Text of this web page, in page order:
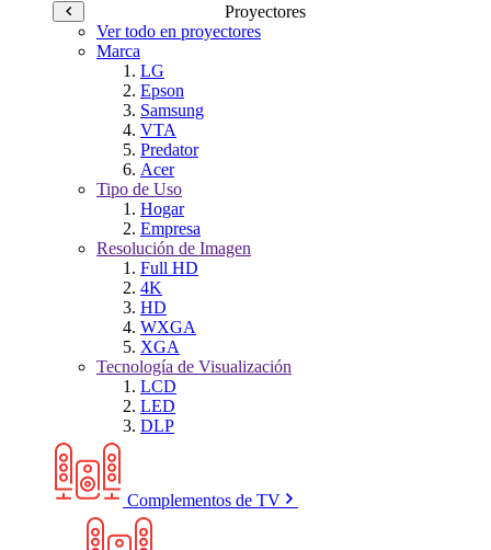
Proyectores
Ver todo en proyectores
Marca
LG
Epson
Samsung
VTA
Predator
Acer
Tipo de Uso
Hogar
Empresa
Resolución de Imagen
Full HD
4K
HD
WXGA
XGA
Tecnología de Visualización
LCD
LED
DLP
Complementos de TV